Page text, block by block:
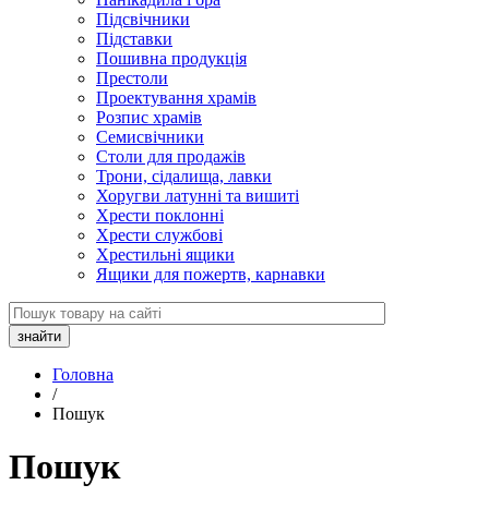
Підсвічники
Підставки
Пошивна продукція
Престоли
Проектування храмів
Розпис храмів
Семисвічники
Столи для продажів
Трони, сідалища, лавки
Хоругви латунні та вишиті
Хрести поклонні
Хрести службові
Хрестильні ящики
Ящики для пожертв, карнавки
Головна
/
Пошук
Пошук